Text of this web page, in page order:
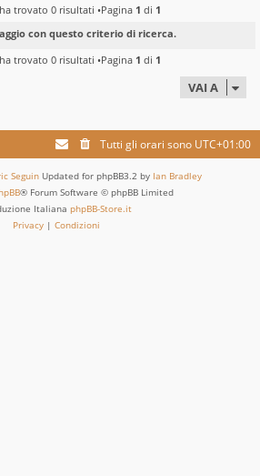
trovato 0 risultati •Pagina 1 di 1
con questo criterio di ricerca.
trovato 0 risultati •Pagina 1 di 1
VAI A
Tutti gli orari sono UTC+01:00
Seguin Updated for phpBB3.2 by Ian Bradley
® Forum Software © phpBB Limited
Italiana phpBB-Store.it
Privacy | Condizioni